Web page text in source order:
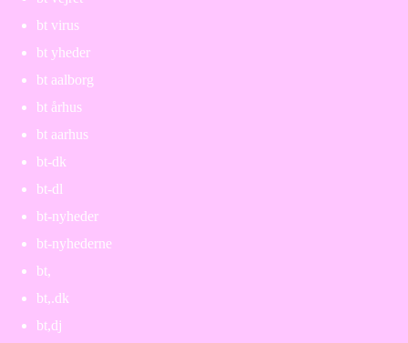
bt virus
bt yheder
bt aalborg
bt århus
bt aarhus
bt-dk
bt-dl
bt-nyheder
bt-nyhederne
bt,
bt,.dk
bt,dj